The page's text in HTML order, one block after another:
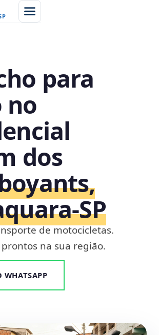
para
no
dos
de motocicletas.
na sua região.
WHATSAPP